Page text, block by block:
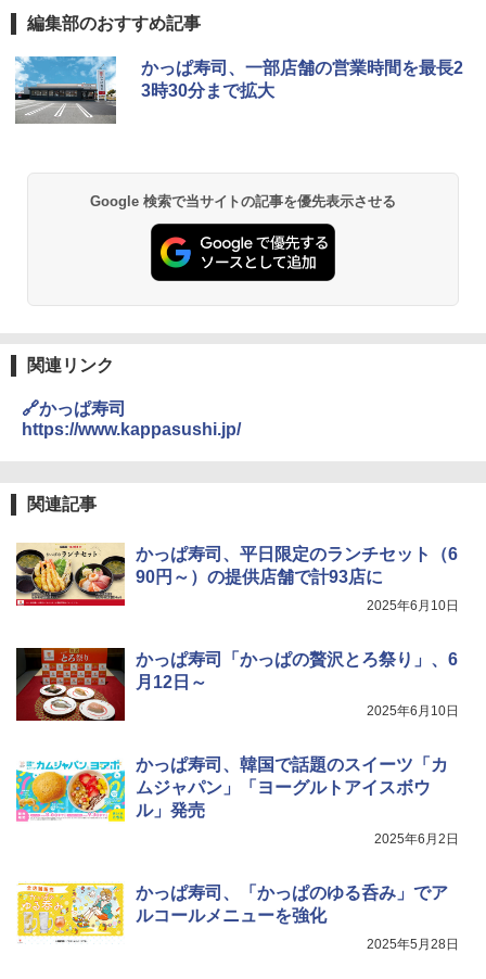
1
[山善] スチームオーブンレンジ 25L 一人
暮らし 二人暮らし フラットテーブル ス
チーム調理 自動メニュー19種搭載 角皿
シャープ 過熱水蒸気 オーブンレンジ 23
L 1段調理 ブラック RE-WF232-B シンプ
ル操作 コンパクト 一人暮らし 二人暮ら
￥26,130
ジ 石窯ドーム ER-D80A(K) ブラック 25
0℃ 1段調理 フラットテーブル 電子レン
お手入れ 小型 新生活 一人暮らし 二人暮
￥34,546
クション トースト機能
編集部のおすすめ記事
かっぱ寿司、一部店舗の営業時間を最長2
3時30分まで拡大
Google 検索で当サイトの記事を優先表示させる
関連リンク
🔗かっぱ寿司
https://www.kappasushi.jp/
関連記事
かっぱ寿司、平日限定のランチセット（6
90円～）の提供店舗で計93店に
2025年6月10日
かっぱ寿司「かっぱの贅沢とろ祭り」、6
月12日～
2025年6月10日
かっぱ寿司、韓国で話題のスイーツ「カ
ムジャパン」「ヨーグルトアイスボウ
ル」発売
2025年6月2日
かっぱ寿司、「かっぱのゆる呑み」でア
ルコールメニューを強化
2025年5月28日